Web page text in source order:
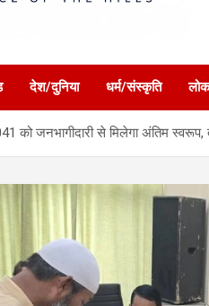
देश/दुनिया धर्म/संस्कृति
को जनभागीदारी से मिलेगा अंतिम